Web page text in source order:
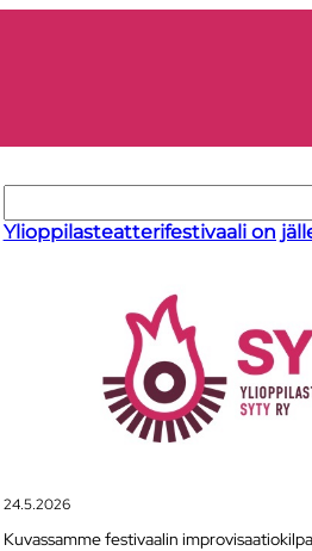
t
s
Ylioppilasteatterifestivaali on
24.5.2026
Kuvassamme festivaalin